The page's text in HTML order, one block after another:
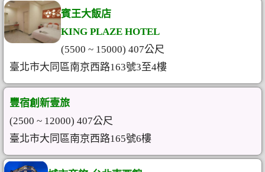
賓王大飯店
KING PLAZE HOTEL
(5500 ~ 15000) 407公尺
臺北市大同區南京西路163號3至4樓
豐宿創新壹旅
(2500 ~ 12000) 407公尺
臺北市大同區南京西路165號6樓